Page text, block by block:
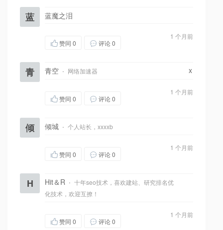
蓝 蓝魔之泪
1 个月前
赞同 0 评论 0
青 青空 · 网络加速器 x
1 个月前
赞同 0 评论 0
倾 倾城 · 个人站长，xxxxb
1 个月前
赞同 0 评论 0
H Hit＆R · 十年seo技术，喜欢建站、研究排名优
化技术，欢迎互撩！
1 个月前
赞同 0 评论 0